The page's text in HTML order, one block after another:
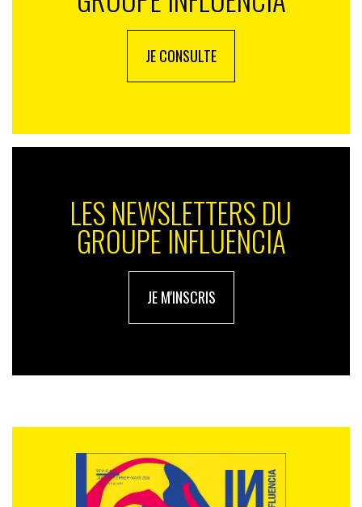
JE CONSULTE
LES NEWSLETTERS DU
GROUPE INFLUENCIA
JE M'INSCRIS